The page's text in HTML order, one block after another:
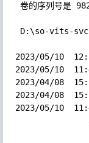
卷的序列号是
D:\so-vits-
2023/05/10
2023/05/10
2023/04/08
2023/04/08
2023/05/10